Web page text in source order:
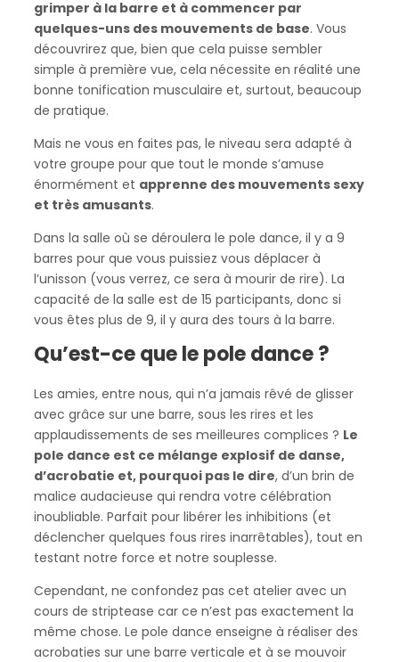
grimper à la barre et à commencer par
quelques-uns des mouvements de base. Vous
découvrirez que, bien que cela puisse sembler
simple à première vue, cela nécessite en réalité une
bonne tonification musculaire et, surtout, beaucoup
de pratique.
Mais ne vous en faites pas, le niveau sera adapté à
votre groupe pour que tout le monde s’amuse
énormément et apprenne des mouvements sexy
et très amusants.
Dans la salle où se déroulera le pole dance, il y a 9
barres pour que vous puissiez vous déplacer à
l’unisson (vous verrez, ce sera à mourir de rire). La
capacité de la salle est de 15 participants, donc si
vous êtes plus de 9, il y aura des tours à la barre.
Qu’est-ce que le pole dance ?
Les amies, entre nous, qui n’a jamais rêvé de glisser
avec grâce sur une barre, sous les rires et les
applaudissements de ses meilleures complices ? Le
pole dance est ce mélange explosif de danse,
d’acrobatie et, pourquoi pas le dire, d’un brin de
malice audacieuse qui rendra votre célébration
inoubliable. Parfait pour libérer les inhibitions (et
déclencher quelques fous rires inarrêtables), tout en
testant notre force et notre souplesse.
Cependant, ne confondez pas cet atelier avec un
cours de striptease car ce n’est pas exactement la
même chose. Le pole dance enseigne à réaliser des
acrobaties sur une barre verticale et à se mouvoir